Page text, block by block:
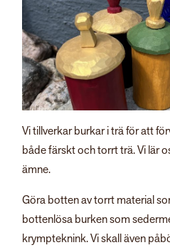
Vi tillverkar burkar i trä för att
både färskt och torrt trä. Vi lär
ämne.
Göra botten av torrt material
bottenlösa burken som
krympteknink. Vi skall även